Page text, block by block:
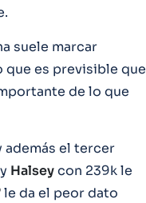
suele marcar
que es previsible que
de lo que
además el tercer
Halseycon 239k le
le da el peor dato